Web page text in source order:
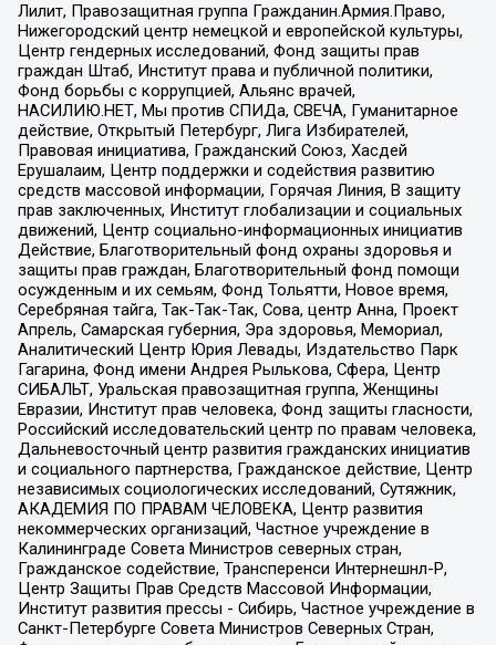
Лилит, Правозащитная группа Гражданин.Армия.Право,
Нижегородский центр немецкой и европейской культуры,
Центр гендерных исследований, Фонд защиты прав
граждан Штаб, Институт права и публичной политики,
Фонд борьбы с коррупцией, Альянс врачей,
НАСИЛИЮ.НЕТ, Мы против СПИДа, СВЕЧА, Гуманитарное
действие, Открытый Петербург, Лига Избирателей,
Правовая инициатива, Гражданский Союз, Хасдей
Ерушалаим, Центр поддержки и содействия развитию
средств массовой информации, Горячая Линия, В защиту
прав заключенных, Институт глобализации и социальных
движений, Центр социально-информационных инициатив
Действие, Благотворительный фонд охраны здоровья и
защиты прав граждан, Благотворительный фонд помощи
осужденным и их семьям, Фонд Тольятти, Новое время,
Серебряная тайга, Так-Так-Так, Сова, центр Анна, Проект
Апрель, Самарская губерния, Эра здоровья, Мемориал,
Аналитический Центр Юрия Левады, Издательство Парк
Гагарина, Фонд имени Андрея Рылькова, Сфера, Центр
СИБАЛЬТ, Уральская правозащитная группа, Женщины
Евразии, Институт прав человека, Фонд защиты гласности,
Российский исследовательский центр по правам человека,
Дальневосточный центр развития гражданских инициатив
и социального партнерства, Гражданское действие, Центр
независимых социологических исследований, Сутяжник,
АКАДЕМИЯ ПО ПРАВАМ ЧЕЛОВЕКА, Центр развития
некоммерческих организаций, Частное учреждение в
Калининграде Совета Министров северных стран,
Гражданское содействие, Трансперенси Интернешнл-Р,
Центр Защиты Прав Средств Массовой Информации,
Институт развития прессы - Сибирь, Частное учреждение в
Санкт-Петербурге Совета Министров Северных Стран,